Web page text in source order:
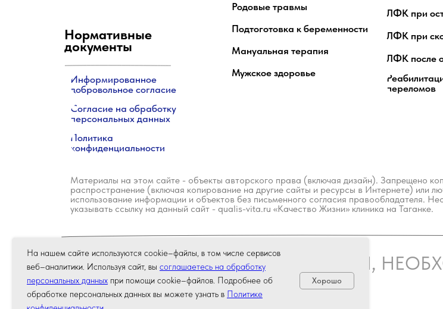
Информированное
добровольное согласие
Согласие на обработку
персональных данных
Политика
конфиденциальности
Нормативные
документы
Материалы на этом сайте - объекты авторского права (включая дизайн). Запрещено
распространение (включая копирование на другие сайты и ресурсы в Интернете) или
использование информации и объектов без письменного согласия правообладателя.
указывать ссылку на данный сайт - qualis-vita.ru «Качество Жизни» клиника на Таганке.
Родовые травмы
Подтоготовка к беременности
Мануальная терапия
Мужское здоровье
ЛФК при
ЛФК при
ЛФК после
переломов
ИМЕЮТСЯ ПРОТИВОПОКАЗАНИЯ,
КОНСУЛЬТАЦИЯ СПЕЦИАЛИСТА
На нашем сайте используются cookie–файлы, в том числе сервисов
веб–аналитики. Используя сайт, вы соглашаетесь на обработку
персональных данных при помощи cookie–файлов. Подробнее об
обработке персональных данных вы можете узнать в Политике
Хорошо